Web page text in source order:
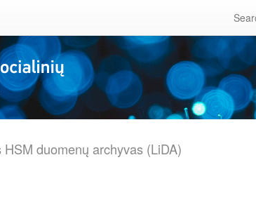
HSM duomenų archyvas (LiDA)